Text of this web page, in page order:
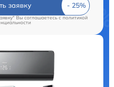
заявку
Вы соглашаетесь cполитикой